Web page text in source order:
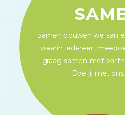
Samen bouwen we aan
waarin iedereen
graag samen met
Doe jij met